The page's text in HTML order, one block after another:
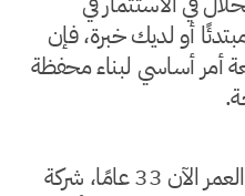
أو لديك خبرة، فإن
أمر أساسي لبناء محفظة
عامًا، شركة